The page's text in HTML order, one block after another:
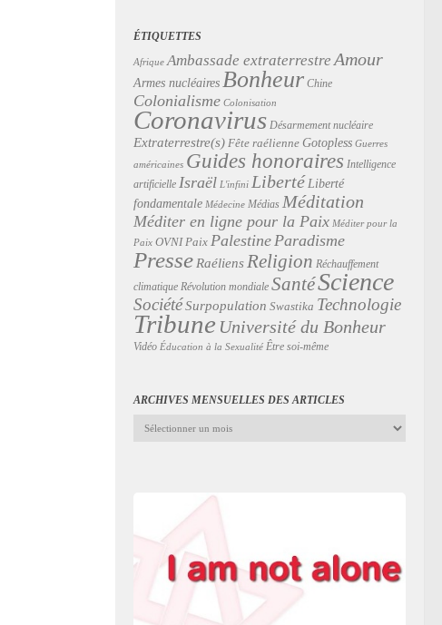
ÉTIQUETTES
Afrique Ambassade extraterrestre Amour
Armes nucléaires Bonheur Chine
Colonialisme Colonisation
Coronavirus Désarmement nucléaire
Extraterrestre(s) Fête raélienne Gotopless Guerres
américaines Guides honoraires Intelligence
artificielle Israël L'infini Liberté Liberté
fondamentale Médecine Médias Méditation
Méditer en ligne pour la Paix Méditer pour la
Paix OVNI Paix PalestineParadisme
PresseRaéliens Religion Réchauffement
climatique Révolution mondiale SantéScience
SociétéSurpopulation Swastika Technologie
Tribune Université du Bonheur
Vidéo Éducation à la Sexualité Être soi-même
ARCHIVES MENSUELLES DES ARTICLES
Archives